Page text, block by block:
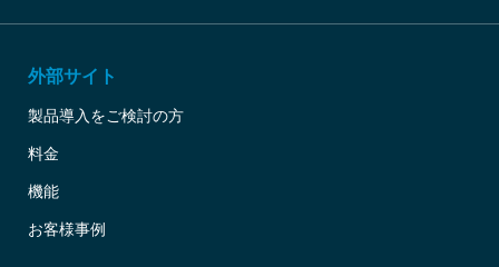
外部サイト
製品導入をご検討の方
料金
機能
お客様事例